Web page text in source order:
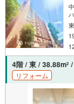
4階 / 東 / 38.88m2
リフォーム